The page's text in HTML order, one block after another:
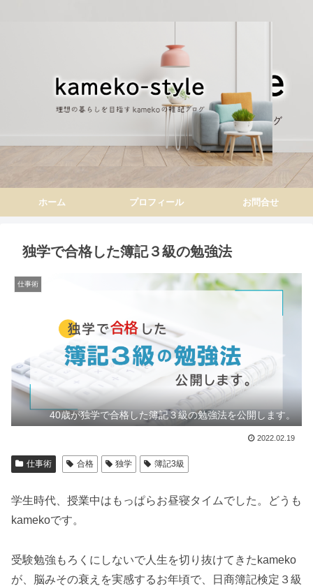
ホーム プロフィール お問合せ
独学で合格した簿記３級の勉強法
仕事術
40歳が独学で合格した簿記３級の勉強法を公開します。
2022.02.19
仕事術 合格 独学 簿記3級
学生時代、授業中はもっぱらお昼寝タイムでした。どうも
kamekoです。
受験勉強もろくにしないで人生を切り抜けてきたkameko
が、脳みその衰えを実感するお年頃で、日商簿記検定３級